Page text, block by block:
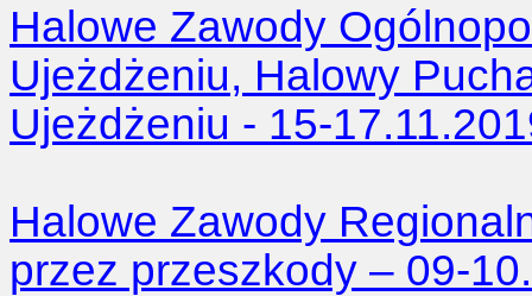
Halowe Zawody
Ujeżdżeniu, Halowy
Ujeżdżeniu - 15-
Halowe Zawody
przez przeszkody – 09-